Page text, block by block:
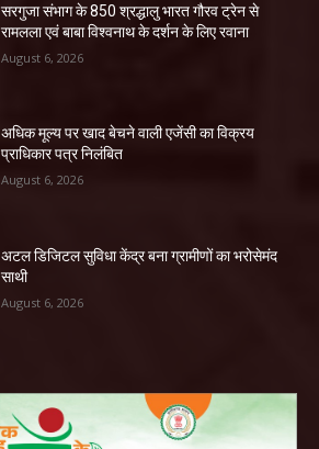
सरगुजा संभाग के 850 श्रद्धालु भारत गौरव ट्रेन से
रामलला एवं बाबा विश्वनाथ के दर्शन के लिए रवाना
August 6, 2026
अधिक मूल्य पर खाद बेचने वाली एजेंसी का विक्रय
प्राधिकार पत्र निलंबित
August 6, 2026
अटल डिजिटल सुविधा केंद्र बना ग्रामीणों का भरोसेमंद
साथी
August 6, 2026